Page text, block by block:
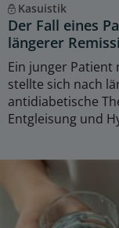
Kasuistik
Der Fall eines
längerer
Ein junger Patient
stellte sich nach
antidiabetische
Entgleisung und